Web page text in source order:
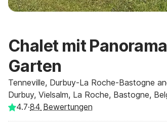
Chalet mit
Garten
Tenneville, Durbuy-La Roche-Bastogne
Durbuy, Vielsalm, La Roche, Bastogne,
4.7·84 Bewertungen